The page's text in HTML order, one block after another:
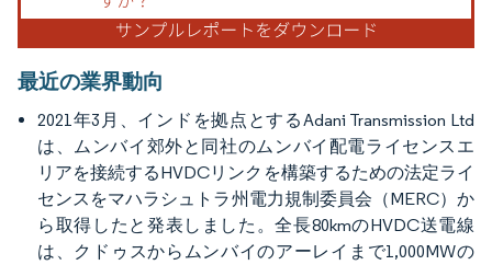
最近の業界動向
2021年3月、インドを拠点とするAdani Transmission Ltd
は、ムンバイ郊外と同社のムンバイ配電ライセンスエ
リアを接続するHVDCリンクを構築するための法定ライ
センスをマハラシュトラ州電力規制委員会（MERC）か
ら取得したと発表しました。全長80kmのHVDC送電線
は、クドゥスからムンバイのアーレイまで1,000MWの